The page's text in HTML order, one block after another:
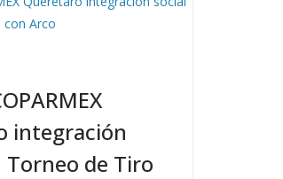
integración
Torneo de Tiro